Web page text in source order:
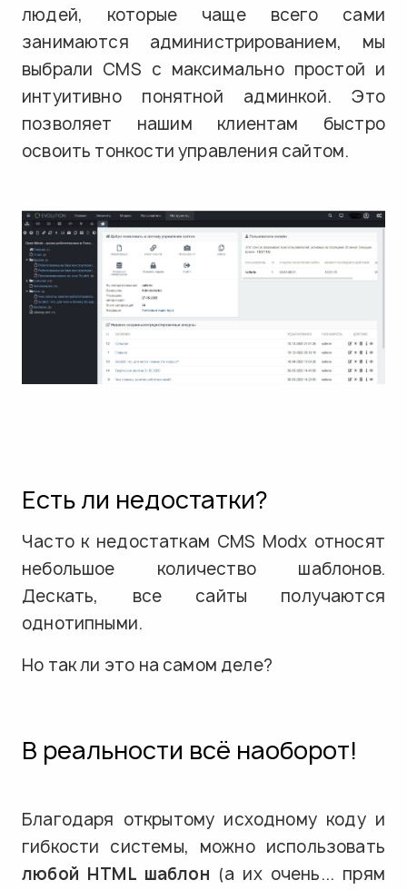
людей, которые чаще всего сами
занимаются администрированием, мы
выбрали CMS с максимально простой и
интуитивно понятной админкой. Это
позволяет нашим клиентам быстро
освоить тонкости управления сайтом.
Есть ли недостатки?
Часто к недостаткам CMS Modx относят
небольшое количество шаблонов.
Дескать, все сайты получаются
однотипными.
Но так ли это на самом деле?
В реальности всё наоборот!
Благодаря открытому исходному коду и
гибкости системы, можно использовать
любой HTML шаблон (а их очень... прям